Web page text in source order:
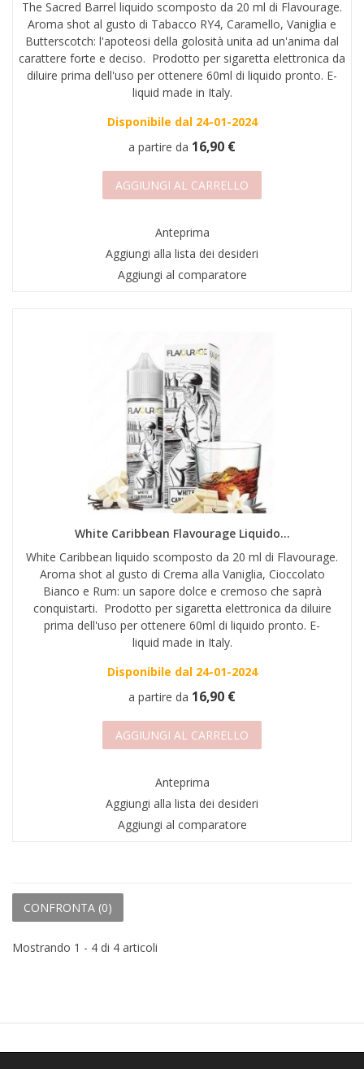
The Sacred Barrel liquido scomposto da 20 ml di Flavourage.
Aroma shot al gusto di Tabacco RY4, Caramello, Vaniglia e
Butterscotch: l'apoteosi della golosità unita ad un'anima dal
carattere forte e deciso. Prodotto per sigaretta elettronica da
diluire prima dell'uso per ottenere 60ml di liquido pronto. E-
liquid made in Italy.
Disponibile dal 24-01-2024
a partire da 16,90 €
AGGIUNGI AL CARRELLO
Anteprima
Aggiungi alla lista dei desideri
Aggiungi al comparatore
White Caribbean Flavourage Liquido...
White Caribbean liquido scomposto da 20 ml di Flavourage.
Aroma shot al gusto di Crema alla Vaniglia, Cioccolato
Bianco e Rum: un sapore dolce e cremoso che saprà
conquistarti. Prodotto per sigaretta elettronica da diluire
prima dell'uso per ottenere 60ml di liquido pronto. E-
liquid made in Italy.
Disponibile dal 24-01-2024
a partire da 16,90 €
AGGIUNGI AL CARRELLO
Anteprima
Aggiungi alla lista dei desideri
Aggiungi al comparatore
CONFRONTA (0)
Mostrando 1 - 4 di 4 articoli